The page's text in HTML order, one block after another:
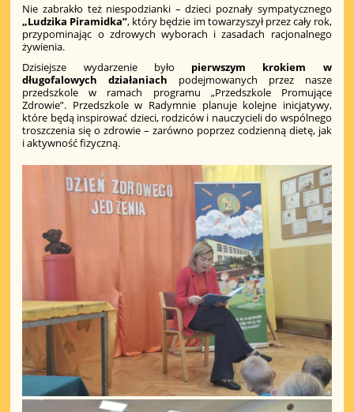
Nie zabrakło też niespodzianki – dzieci poznały sympatycznego
„Ludzika Piramidka”, który będzie im towarzyszył przez cały rok,
przypominając o zdrowych wyborach i zasadach racjonalnego
żywienia.
Dzisiejsze wydarzenie było pierwszym krokiem w
długofalowych działaniach podejmowanych przez nasze
przedszkole w ramach programu „Przedszkole Promujące
Zdrowie”. Przedszkole w Radymnie planuje kolejne inicjatywy,
które będą inspirować dzieci, rodziców i nauczycieli do wspólnego
troszczenia się o zdrowie – zarówno poprzez codzienną dietę, jak
i aktywność fizyczną.